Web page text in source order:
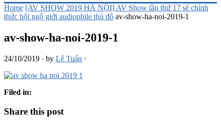
Home [AV SHOW 2019 HÀ NỘI] AV Show lần thứ 17 sẽ chính
thức hội ngộ giới audiophile thủ đô av-show-ha-noi-2019-1
av-show-ha-noi-2019-1
24/10/2019 · by Lê Tuấn ·
Filed in:
Share this post